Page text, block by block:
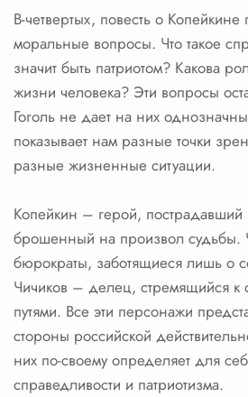
В-четвертых, повесть о
моральные вопросы. Что такое
значит быть патриотом? Какова
жизни человека? Эти вопросы
Гоголь не дает на них
показывает нам разные точки
разные жизненные ситуации.
Копейкин – герой,
брошенный на произвол судьбы.
бюрократы, заботящиеся лишь о
Чичиков – делец, стремящийся
путями. Все эти персонажи
стороны российской
них по-своему определяет для
справедливости и патриотизма.